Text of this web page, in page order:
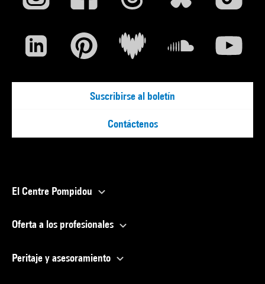
Suscribirse al boletín
Contáctenos
El Centre Pompidou
Oferta a los profesionales
Peritaje y asesoramiento